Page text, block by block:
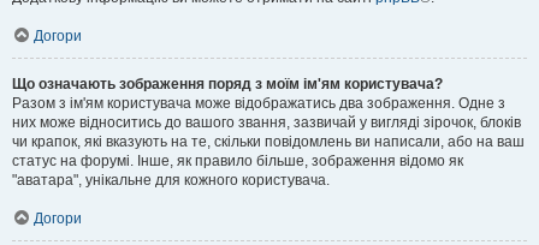
Догори
Що означають зображення поряд з моїм ім'ям користувача?
Разом з ім'ям користувача може відображатись два зображення. Одне з
них може відноситись до вашого звання, зазвичай у вигляді зірочок, блоків
чи крапок, які вказують на те, скільки повідомлень ви написали, або на ваш
статус на форумі. Інше, як правило більше, зображення відомо як
"аватара", унікальне для кожного користувача.
Догори